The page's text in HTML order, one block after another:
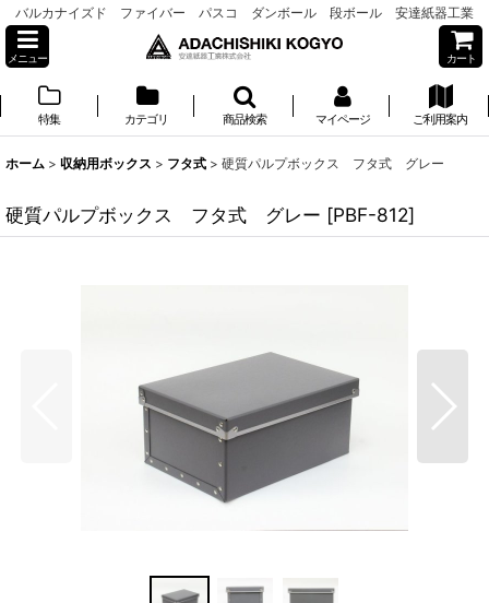
バルカナイズド ファイバー パスコ ダンボール 段ボール 安達紙器工業
メニュー カート
特集 カテゴリ 商品検索 マイページ ご利用案内
ホーム > 収納用ボックス > フタ式 > 硬質パルプボックス フタ式 グレー
硬質パルプボックス フタ式 グレー [PBF-812]